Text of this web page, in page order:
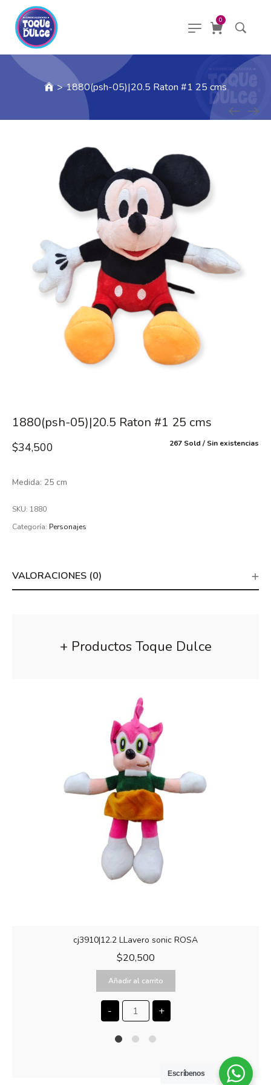
0
> 1880(psh-05)|20.5 Raton #1 25 cms
1880(psh-05)|20.5 Raton #1 25 cms
267 Sold Sin existencias
$34,500
Medida: 25 cm
SKU: 1880
Categoría: Personajes
VALORACIONES (0)
+ Productos Toque Dulce
cj3910|12.2 LLavero sonic ROSA
$20,500
Añadir al carrito
- +
Escríbenos